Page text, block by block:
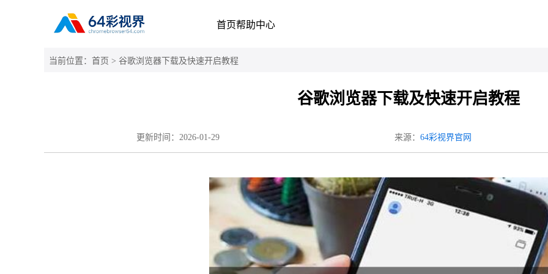
首页帮助中心
当前位置： 首页 > 谷歌浏览器下载及快速开启教程
谷歌浏览器下载及快速开启教程
更新时间： 2026-01-29 来源： 64彩视界官网